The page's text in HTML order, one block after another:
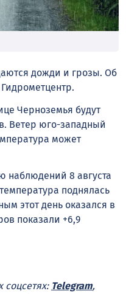
дожди и грозы. Об
Черноземья будут
Ветер юго-западный
может
8 августа
поднялась
этот день оказался в
показали +6,9
соцсетях: Telegram,